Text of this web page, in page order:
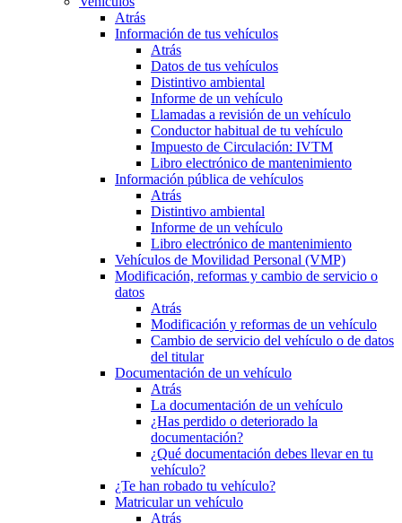
Atrás
Información de tus vehículos
Atrás
Datos de tus vehículos
Distintivo ambiental
Informe de un vehículo
Llamadas a revisión de un vehículo
Conductor habitual de tu vehículo
Impuesto de Circulación: IVTM
Libro electrónico de mantenimiento
Información pública de vehículos
Atrás
Distintivo ambiental
Informe de un vehículo
Libro electrónico de mantenimiento
Vehículos de Movilidad Personal (VMP)
Modificación, reformas y cambio de servicio o
datos
Atrás
Modificación y reformas de un vehículo
Cambio de servicio del vehículo o de datos
del titular
Documentación de un vehículo
Atrás
La documentación de un vehículo
¿Has perdido o deteriorado la
documentación?
¿Qué documentación debes llevar en tu
vehículo?
¿Te han robado tu vehículo?
Matricular un vehículo
Atrás